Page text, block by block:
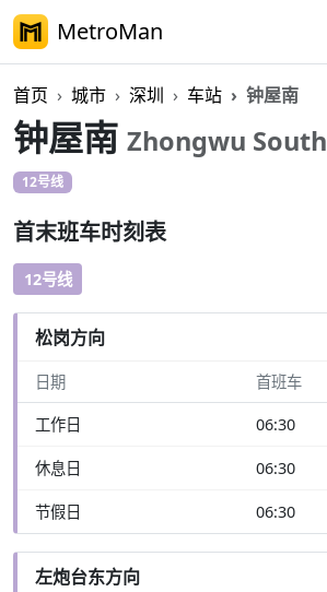
MetroMan
首页 城市 深圳 车站 钟屋南
钟屋南 Zhongwu South
12号线
首末班车时刻表
12号线
松岗方向
日期 首班车
工作日 06:30
休息日 06:30
节假日 06:30
左炮台东方向